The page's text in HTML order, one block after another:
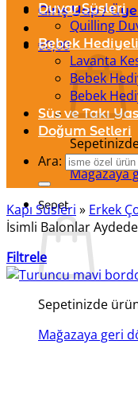
Giriş Yap /
₺0,00
Mağazaya
Sepet
Sepetinizde
Mağazaya geri
Duvar Süsleri
Quilling
Bebek
Lavanta
Bebek
Bebek
Süs ve Takı
Doğum Setleri
Ara:
Kapı Süsleri » Erkek
İsimli Balonlar
Filtrele